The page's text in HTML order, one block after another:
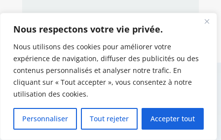
Nous respectons votre vie privée.
Nous utilisons des cookies pour améliorer votre
expérience de navigation, diffuser des publicités ou des
contenus personnalisés et analyser notre trafic. En
cliquant sur « Tout accepter », vous consentez à notre
utilisation des cookies.
Personnaliser Tout rejeter Accepter tout
NOTRE SERVICE
Annulation de vols
Vol subooké